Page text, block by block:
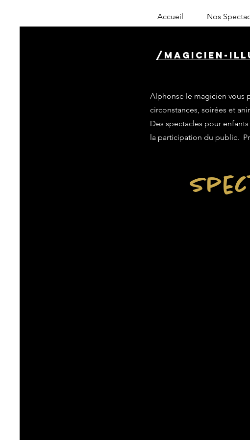
Accueil Nos
/magicien-
Alphonse le magicien vous
circonstances, soirées et
Des spectacles pour
la participation du public.